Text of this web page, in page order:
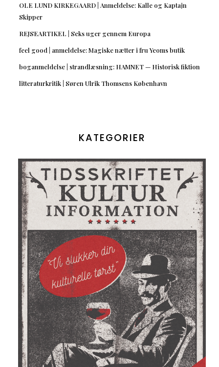
OLE LUND KIRKEGAARD | Anmeldelse: Kalle og Kaptajn
Skipper
REJSEARTIKEL | Seks uger gennem Europa
feel good | anmeldelse: Magiske nætter i fru Yeoms butik
boganmeldelse | strandlæsning: HAMNET — Historisk fiktion
litteraturkritik | Søren Ulrik Thomsens København
KATEGORIER